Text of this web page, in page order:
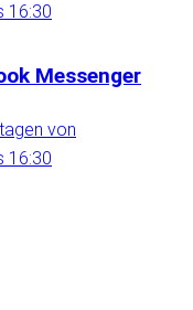
16:30
Messenger
von
16:30